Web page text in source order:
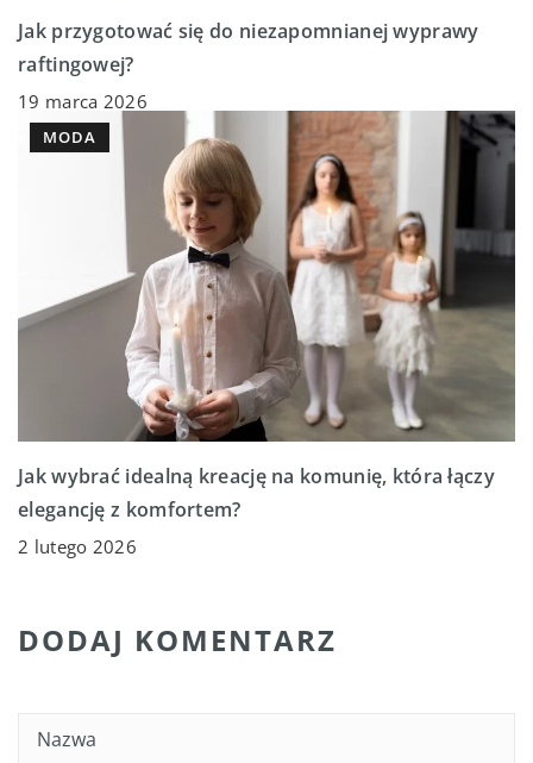
Jak przygotować się do niezapomnianej wyprawy
raftingowej?
19 marca 2026
MODA
Jak wybrać idealną kreację na komunię, która łączy
elegancję z komfortem?
2 lutego 2026
DODAJ KOMENTARZ